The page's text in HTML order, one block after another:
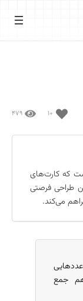
+۱ ۴۷۹
که کارت‌های
طراحی فرصتی
می‌کند.
جمع